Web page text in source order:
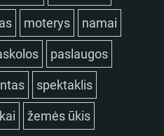
moterys namai
paslaugos
spektaklis
žemės ūkis